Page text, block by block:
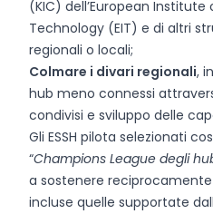
(KIC) dell’European
Technology (EIT) e di altri
regionali o locali;
Colmare i divari regionali,
hub meno connessi
condivisi e sviluppo delle
Gli ESSH pilota selezionati
“Champions League degli
a sostenere
incluse quelle supportate